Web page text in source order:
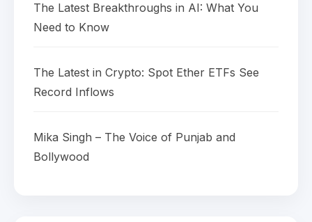
The Latest Breakthroughs in AI: What You
Need to Know
The Latest in Crypto: Spot Ether ETFs See
Record Inflows
Mika Singh – The Voice of Punjab and
Bollywood